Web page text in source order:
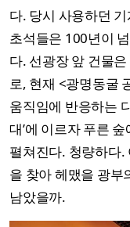
다. 당시 사용하던
초석들은 100년이
다. 선광장 앞 건물
로, 현재 <광명동굴
움직임에 반응하는
대’에 이르자 푸른
펼쳐진다. 청량하다.
을 찾아 헤맸을 광부
남았을까.